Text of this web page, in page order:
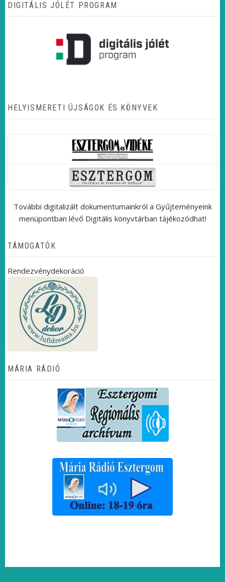
DIGITÁLIS JÓLÉT PROGRAM
HELYISMERETI ÚJSÁGOK ÉS KÖNYVEK
További digitalizált dokumentumainkról a Gyűjteményeink
menüpontban lévő Digitális könyvtárban tájékozódhat!
TÁMOGATÓK
Rendezvénydekoráció
MÁRIA RÁDIÓ